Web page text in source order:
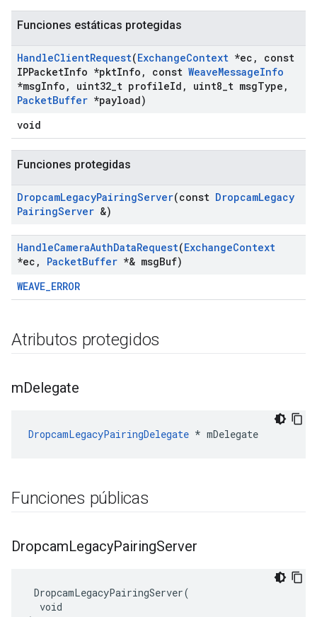
Funciones estáticas protegidas
HandleClientRequest(ExchangeContext *ec ,
const
IPPacketInfo *pktInfo , const WeaveMessageInfo
*msgInfo , uint32 t profileId , uint8 t msgType ,
PacketBuffer *payload)
void
Funciones protegidas
DropcamLegacyPairingServer(const DropcamLegacy
PairingServer &)
HandleCameraAuthDataRequest(ExchangeContext
*ec , PacketBuffer *& msgBuf)
WEAVE_ERROR
Atributos protegidos
mDelegate
DropcamLegacyPairingDelegate * mDelegate
Funciones públicas
DropcamLegacyPairingServer
DropcamLegacyPairingServer(
  void